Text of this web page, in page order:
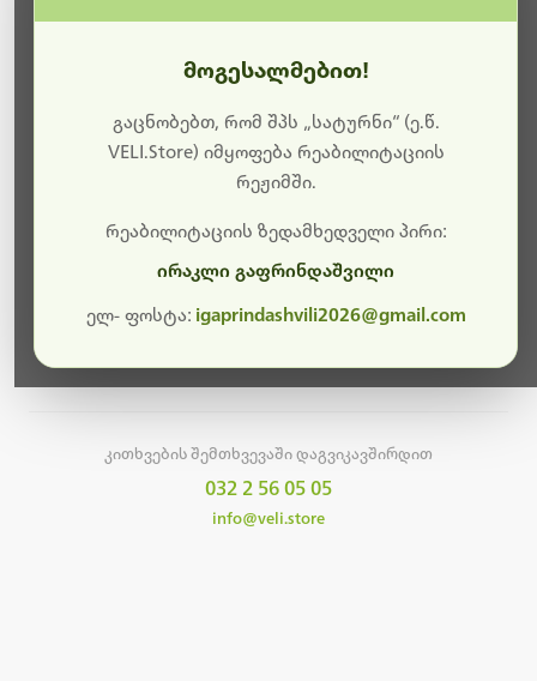
ბოდიშს გიხდით შეფერხებისთვის. ამჟამად
მიმდინარეობს საიტის განახლება და ტექნიკური
სამუშაოები.
მალე ისევ ხელმისაწვდომი იქნება. გმადლობთ
კითხვების შემთხვევაში დაგვიკავშირდით
032 2 56 05 05
info@veli.store
მოგესალმებით!
გაცნობებთ, რომ შპს „სატურნი“ (ე.წ.
VELI.Store) იმყოფება რეაბილიტაციის
რეჟიმში.
რეაბილიტაციის ზედამხედველი პირი:
ირაკლი გაფრინდაშვილი
ელ- ფოსტა: igaprindashvili2026@gmail.com